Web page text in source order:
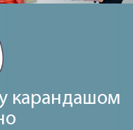
карандашом